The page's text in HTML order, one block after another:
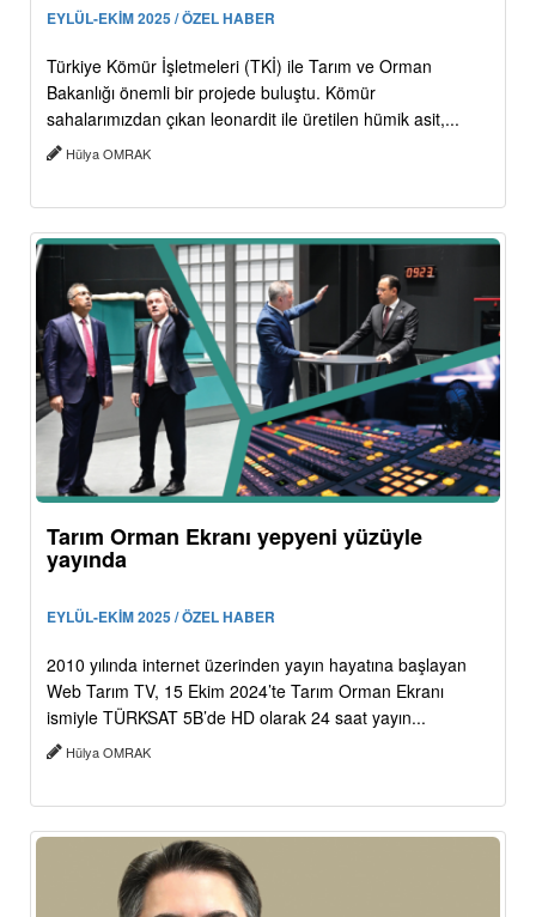
EYLÜL-EKİM 2025 / ÖZEL HABER
Türkiye Kömür İşletmeleri (TKİ) ile Tarım ve Orman
Bakanlığı önemli bir projede buluştu. Kömür
sahalarımızdan çıkan leonardit ile üretilen hümik asit,...
Hülya OMRAK
Tarım Orman Ekranı yepyeni yüzüyle
yayında
EYLÜL-EKİM 2025 / ÖZEL HABER
2010 yılında internet üzerinden yayın hayatına başlayan
Web Tarım TV, 15 Ekim 2024’te Tarım Orman Ekranı
ismiyle TÜRKSAT 5B’de HD olarak 24 saat yayın...
Hülya OMRAK